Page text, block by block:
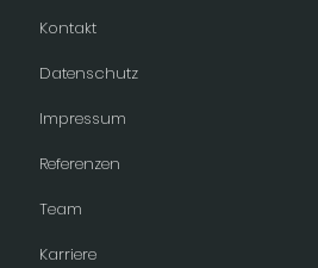
Referenzen
Team
Karriere
Kontakt
Datenschutz
Impressum